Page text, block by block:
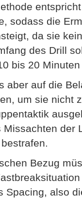
sodass die
da sie
des Drill
bis 20
aber auf die
um sie nicht
Missachten der
Bezug
Spacing, also